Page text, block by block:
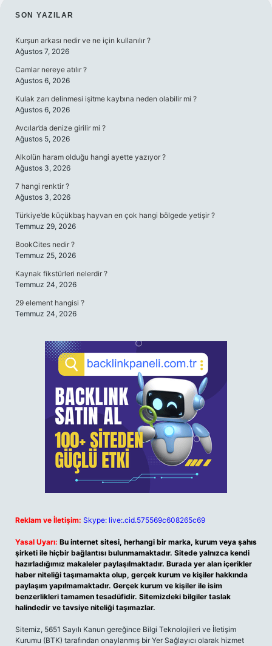
SIDEBAR
SON YAZILAR
Kurşun arkası nedir ve ne için kullanılır ?
Ağustos 7, 2026
Camlar nereye atılır ?
Ağustos 6, 2026
Kulak zarı delinmesi işitme kaybına neden olabilir mi ?
Ağustos 6, 2026
Avcılar’da denize girilir mi ?
Ağustos 5, 2026
Alkolün haram olduğu hangi ayette yazıyor ?
Ağustos 3, 2026
7 hangi renktir ?
Ağustos 3, 2026
Türkiye’de küçükbaş hayvan en çok hangi bölgede yetişir ?
Temmuz 29, 2026
BookCites nedir ?
Temmuz 25, 2026
Kaynak fikstürleri nelerdir ?
Temmuz 24, 2026
29 element hangisi ?
Temmuz 24, 2026
Reklam ve İletişim: Skype: live:.cid.575569c608265c69
Yasal Uyarı: Bu internet sitesi, herhangi bir marka, kurum veya şahıs
şirketi ile hiçbir bağlantısı bulunmamaktadır. Sitede yalnızca kendi
hazırladığımız makaleler paylaşılmaktadır. Burada yer alan içerikler
haber niteliği taşımamakta olup, gerçek kurum ve kişiler hakkında
paylaşım yapılmamaktadır. Gerçek kurum ve kişiler ile isim
benzerlikleri tamamen tesadüfidir. Sitemizdeki bilgiler taslak
halindedir ve tavsiye niteliği taşımazlar.
Sitemiz, 5651 Sayılı Kanun gereğince Bilgi Teknolojileri ve İletişim
Kurumu (BTK) tarafından onaylanmış bir Yer Sağlayıcı olarak hizmet